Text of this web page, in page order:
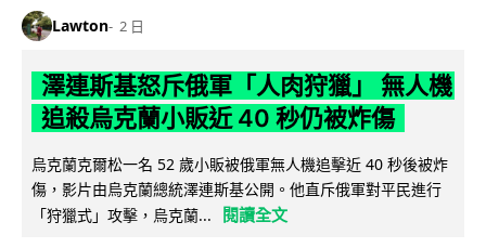
Lawton 2 日
澤連斯基怒斥俄軍「人肉狩獵」 無人機
追殺烏克蘭小販近 40 秒仍被炸傷
烏克蘭克爾松一名 52 歲小販被俄軍無人機追擊近 40 秒後被炸
傷，影片由烏克蘭總統澤連斯基公開。他直斥俄軍對平民進行
「狩獵式」攻擊，烏克蘭...
閱讀全文